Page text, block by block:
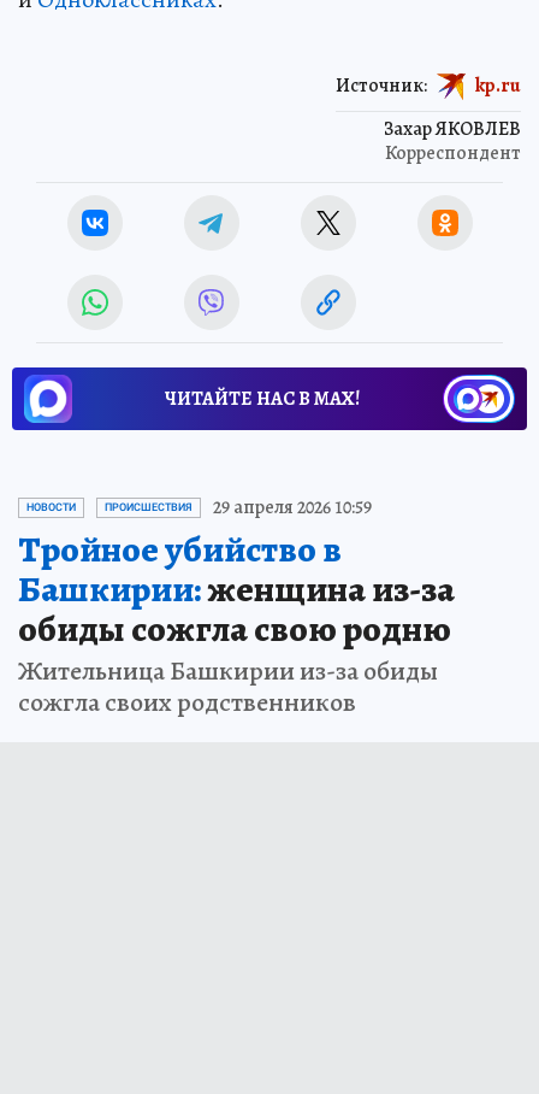
Захар ЯКОВЛЕВ
Корреспондент
Источник: kp.ru
ЧИТАЙТЕ НАС В МАХ!
НОВОСТИ ПРОИСШЕСТВИЯ 29 апреля 2026 10:59
Тройное убийство в
Башкирии:женщина из-за
обиды сожгла свою родню
Жительница Башкирии из-за обиды
сожгла своих родственников